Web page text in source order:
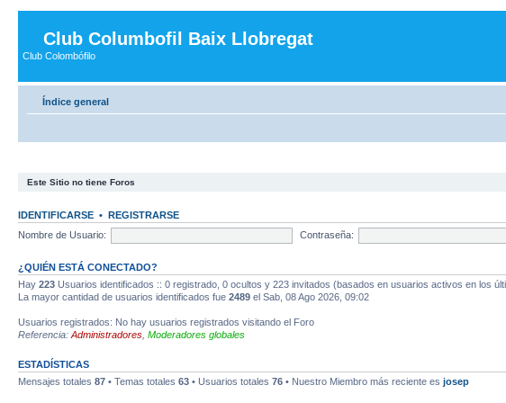
Club Columbofil Baix Llobregat
Club Colombófilo
Índice general
Este Sitio no tiene Foros
IDENTIFICARSE • REGISTRARSE
Nombre de Usuario:
Contraseña:
¿QUIÉN ESTÁ CONECTADO?
Hay 223 Usuarios identificados :: 0 registrado, 0 ocultos y 223 invitados (basados en usuarios activos en los
La mayor cantidad de usuarios identificados fue 2489 el Sab, 08 Ago 2026, 09:02
Usuarios registrados: No hay usuarios registrados visitando el Foro
Referencia: Administradores Moderadores globales
ESTADÍSTICAS
Mensajes totales 87 • Temas totales 63 • Usuarios totales 76 • Nuestro Miembro más reciente es josep